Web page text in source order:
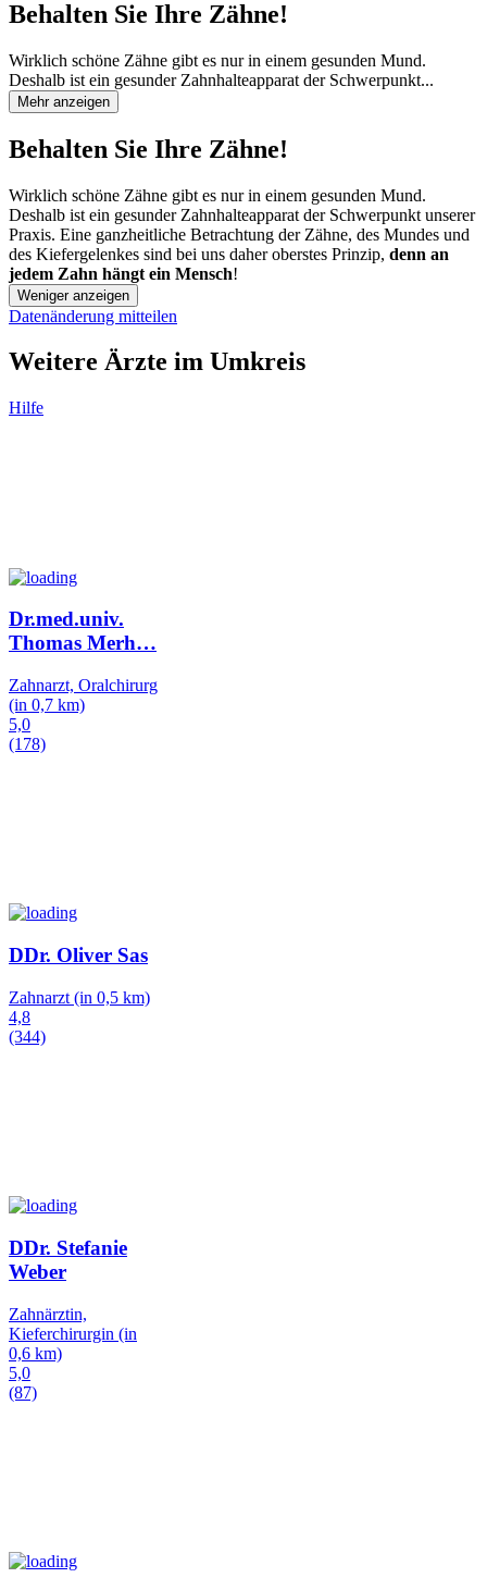
Behalten Sie Ihre Zähne!
Wirklich schöne Zähne gibt es nur in einem gesunden Mund.
Deshalb ist ein gesunder Zahnhalteapparat der Schwerpunkt...
Mehr anzeigen
Behalten Sie Ihre Zähne!
Wirklich schöne Zähne gibt es nur in einem gesunden Mund.
Deshalb ist ein gesunder Zahnhalteapparat der Schwerpunkt unserer
Praxis. Eine ganzheitliche Betrachtung der Zähne, des Mundes und
des Kiefergelenkes sind bei uns daher oberstes Prinzip, denn an
jedem Zahn hängt ein Mensch!
Weniger anzeigen
Datenänderung mitteilen
Weitere Ärzte im Umkreis
Hilfe
Dr.med.univ.
Thomas Merh…
Zahnarzt, Oralchirurg
(in 0,7 km)
5,0
(178)
DDr. Oliver Sas
Zahnarzt (in 0,5 km)
4,8
(344)
DDr. Stefanie
Weber
Zahnärztin,
Kieferchirurgin (in
0,6 km)
5,0
(87)